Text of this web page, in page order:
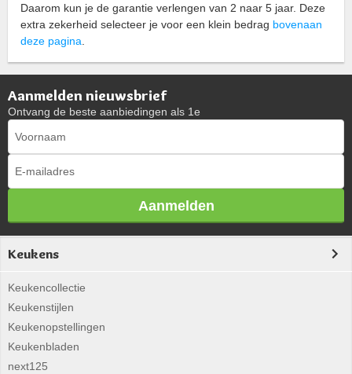
Daarom kun je de garantie verlengen van 2 naar 5 jaar. Deze
extra zekerheid selecteer je voor een klein bedrag bovenaan
deze pagina
Aanmelden nieuwsbrief
Ontvang de beste aanbiedingen als 1e
Aanmelden
Keukens
Keukencollectie
Keukenstijlen
Keukenopstellingen
Keukenbladen
next125